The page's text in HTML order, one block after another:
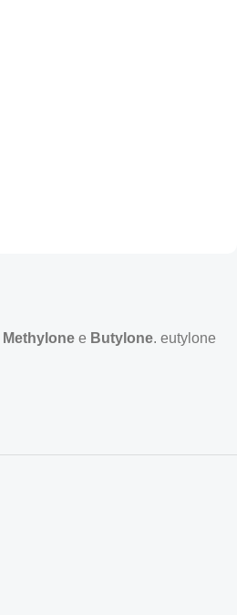
Methylone e Butylone. eutylone